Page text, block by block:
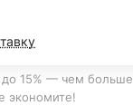
до 15% — чем больше
экономите!